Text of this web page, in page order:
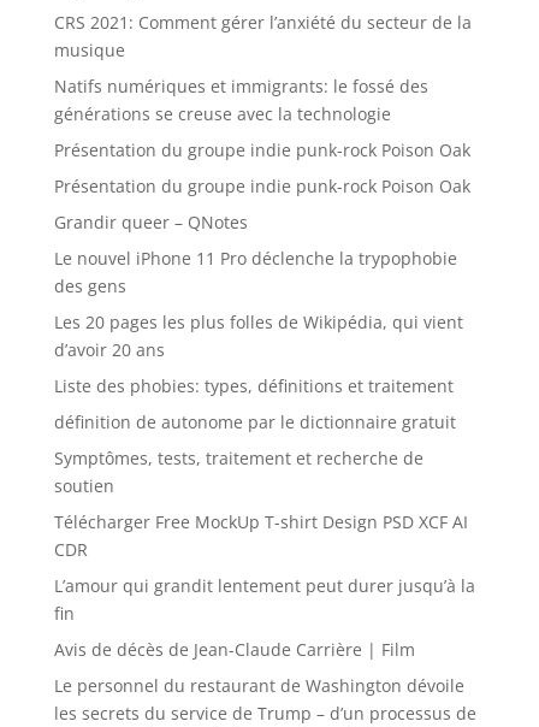
CRS 2021: Comment gérer l’anxiété du secteur de la
musique
Natifs numériques et immigrants: le fossé des
générations se creuse avec la technologie
Présentation du groupe indie punk-rock Poison Oak
Présentation du groupe indie punk-rock Poison Oak
Grandir queer – QNotes
Le nouvel iPhone 11 Pro déclenche la trypophobie
des gens
Les 20 pages les plus folles de Wikipédia, qui vient
d’avoir 20 ans
Liste des phobies: types, définitions et traitement
définition de autonome par le dictionnaire gratuit
Symptômes, tests, traitement et recherche de
soutien
Télécharger Free MockUp T-shirt Design PSD XCF AI
CDR
L’amour qui grandit lentement peut durer jusqu’à la
fin
Avis de décès de Jean-Claude Carrière | Film
Le personnel du restaurant de Washington dévoile
les secrets du service de Trump – d’un processus de